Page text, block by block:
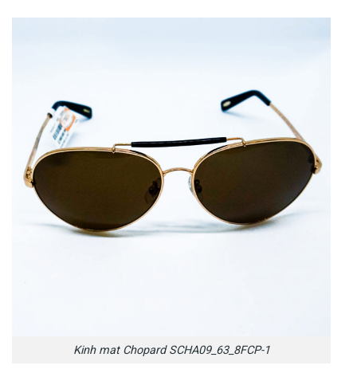
Kinh mat Chopard SCHA09_63_8FCP-1